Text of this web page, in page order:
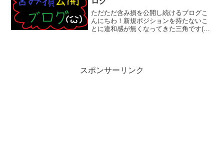
ただただ含み損を公開し続けるブログこ
んにちわ！新規ポジションを持たないこ
とに違和感が無くなってきた三角です(=ﾟ
スポンサーリンク